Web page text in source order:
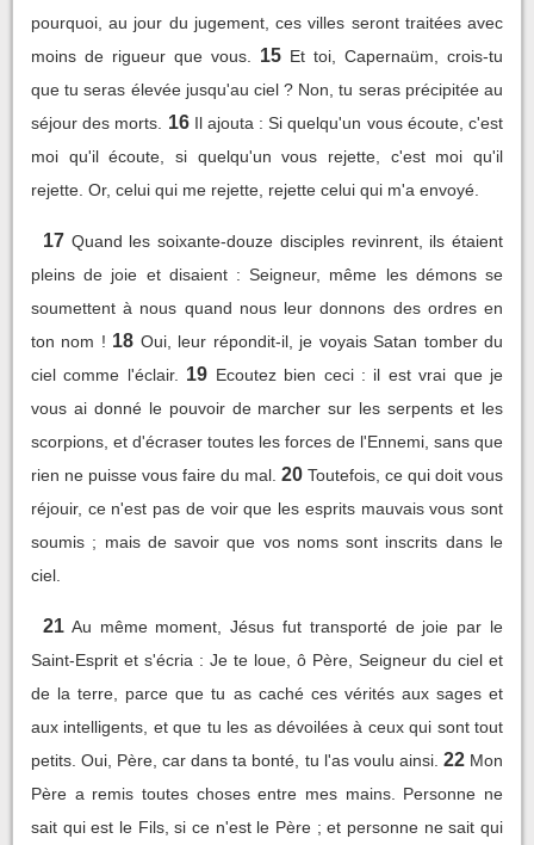
pourquoi, au jour du jugement, ces villes seront traitées avec
moins de rigueur que vous.
15 Et toi, Capernaüm, crois-tu
que tu seras élevée jusqu'au ciel ? Non, tu seras précipitée au
séjour des morts.
16 Il ajouta : Si quelqu'un vous écoute, c'est
moi qu'il écoute, si quelqu'un vous rejette, c'est moi qu'il
rejette. Or, celui qui me rejette, rejette celui qui m'a envoyé.
17 Quand les soixante-douze disciples revinrent, ils étaient
pleins de joie et disaient : Seigneur, même les démons se
soumettent à nous quand nous leur donnons des ordres en
ton nom ! 18 Oui, leur répondit-il, je voyais Satan tomber du
ciel comme l'éclair.
19 Ecoutez bien ceci : il est vrai que je
vous ai donné le pouvoir de marcher sur les serpents et les
scorpions, et d'écraser toutes les forces de l'Ennemi, sans que
rien ne puisse vous faire du mal. 20 Toutefois, ce qui doit vous
réjouir, ce n'est pas de voir que les esprits mauvais vous sont
soumis ; mais de savoir que vos noms sont inscrits dans le
ciel.
21 Au même moment, Jésus fut transporté de joie par le
Saint-Esprit et s'écria : Je te loue, ô Père, Seigneur du ciel et
de la terre, parce que tu as caché ces vérités aux sages et
aux intelligents, et que tu les as dévoilées à ceux qui sont tout
petits. Oui, Père, car dans ta bonté, tu l'as voulu ainsi. 22 Mon
Père a remis toutes choses entre mes mains. Personne ne
sait qui est le Fils, si ce n'est le Père ; et personne ne sait qui